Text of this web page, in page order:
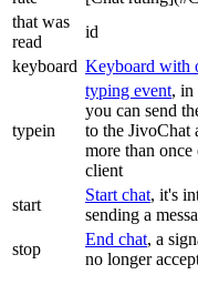
that was
read
id
keyboard Keyboard with
typein
typing event, in
you can send
to the JivoChat
more than
client
start
Start chat, it's
sending a
stop
End chat, a
no longer